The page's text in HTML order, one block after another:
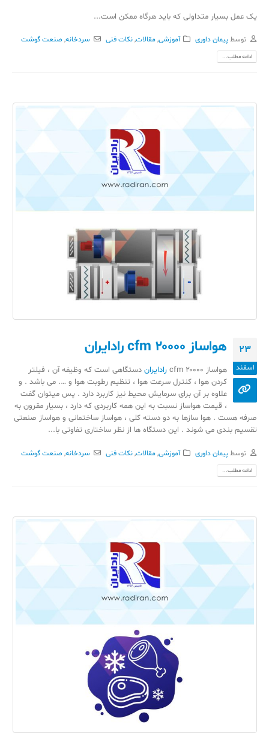
یک عمل بسیار متداولی که باید هرگاه ممکن است...
توسطپیمان داوری آموزشی,مقالات,نکات فنی سردخانه, صنعت گوشت
ادامه مطلب...
23
اسفند
هواساز ۲۰۰۰۰ cfm رادایران
هواساز ۲۰۰۰۰ cfm رادایران دستگاهی است که وظیفه آن ، فیلتر
کردن هوا ، کنترل سرعت هوا ، تنظیم رطوبت هوا و …. می باشد . و
علاوه بر آن برای سرمایش محیط نیز کاربرد دارد . پس میتوان گفت
، قیمت هواساز نسبت به این همه کاربردی که دارد ، بسیار مقرون به
صرفه هست . هوا سازها به دو دسته کلی ، هواساز ساختمانی و هواساز صنعتی
تقسیم بندی می شوند . این دستگاه ها از نظر ساختاری تفاوتی با...
توسطپیمان داوری آموزشی,مقالات,نکات فنی سردخانه, صنعت گوشت
ادامه مطلب...